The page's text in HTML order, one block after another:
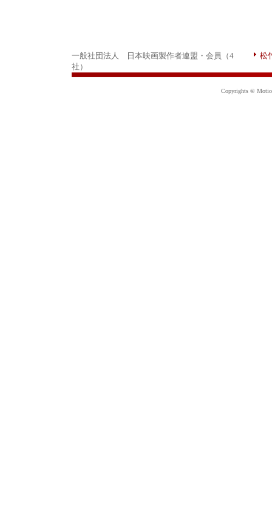
一般社団法人 日本映画製作者連盟・会員（4
社）
松
Copyrights ©